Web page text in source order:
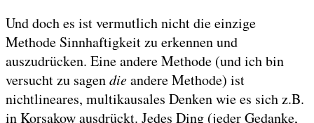
Und doch es ist vermutlich nicht die einzige
Methode Sinnhaftigkeit zu erkennen und
auszudrücken. Eine andere Methode (und ich bin
versucht zu sagendieandere Methode) ist
nichtlineares, multikausales Denken wie es sich z.B.
in Korsakow ausdrückt. Jedes Ding (jeder Gedanke,